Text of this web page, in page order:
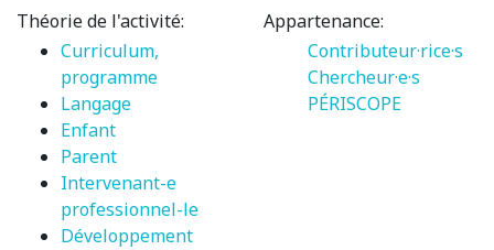
Théorie de l'activité:
Curriculum,
programme
Langage
Enfant
Parent
Intervenant-e
professionnel-le
Développement
Appartenance:
Contributeur·rice·s
Chercheur·e·s
PÉRISCOPE